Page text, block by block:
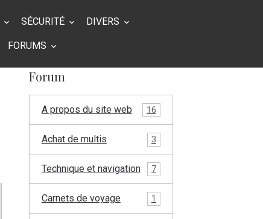
SÉCURITÉ DIVERS
FORUMS
Forum
A propos du site web 16
Achat de multis 3
Technique et navigation 7
Carnets de voyage 1